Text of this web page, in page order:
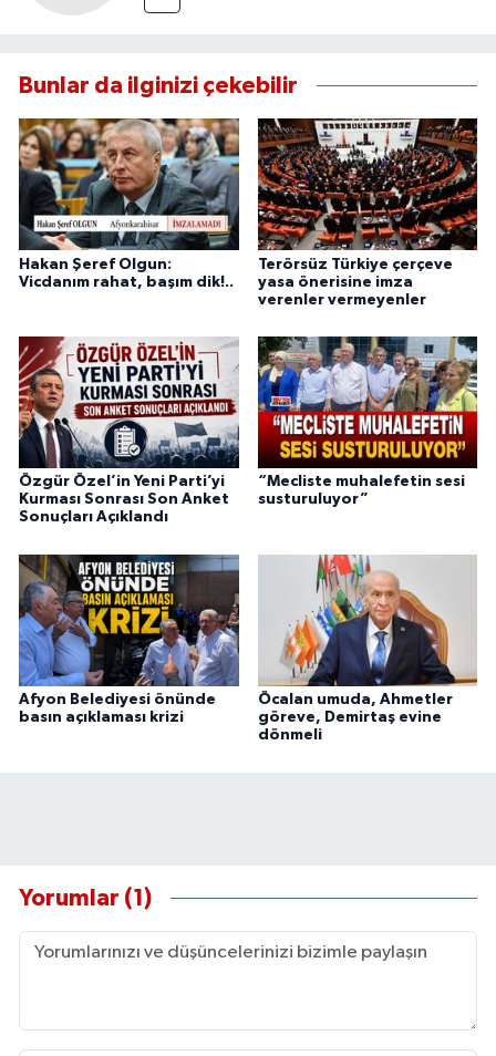
Bunlar da ilginizi çekebilir
Hakan Şeref Olgun:
Vicdanım rahat, başım dik!..
Terörsüz Türkiye çerçeve
yasa önerisine imza
verenler vermeyenler
Özgür Özel’in Yeni Parti’yi
Kurması Sonrası Son Anket
Sonuçları Açıklandı
“Mecliste muhalefetin sesi
susturuluyor”
Afyon Belediyesi önünde
basın açıklaması krizi
Öcalan umuda, Ahmetler
göreve, Demirtaş evine
dönmeli
Yorumlar (1)